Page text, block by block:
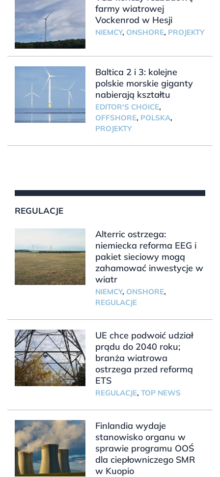
farmy wiatrowej
Vockenrod w Hesji
NIEMCY, ONSHORE, PROJEKTY
Baltica 2 i 3: kolejne
polskie morskie giganty
nabierają kształtu
EDITOR'S CHOICE,
OFFSHORE, POLSKA,
PROJEKTY
REGULACJE
Alterric ostrzega:
niemiecka reforma EEG i
pakiet sieciowy mogą
zahamować inwestycje w
wiatr
NIEMCY, ONSHORE,
REGULACJE
UE chce podwoić udział
prądu do 2040 roku;
branża wiatrowa
ostrzega przed reformą
ETS
REGULACJE, TOP NEWS
Finlandia wydaje
stanowisko organu w
sprawie programu OOŚ
dla ciepłowniczego SMR
w Kuopio